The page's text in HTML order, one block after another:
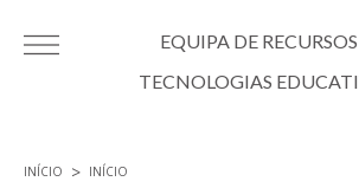
EQUIPA DE
TECNOLOGIAS
INÍCIO INÍCIO